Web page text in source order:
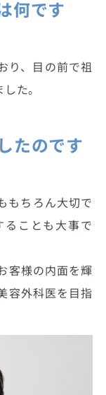
何です
り、目の前で祖
た。
たのです
もちろん大切で
ことも大事で
客様の内面を輝
容外科医を目指